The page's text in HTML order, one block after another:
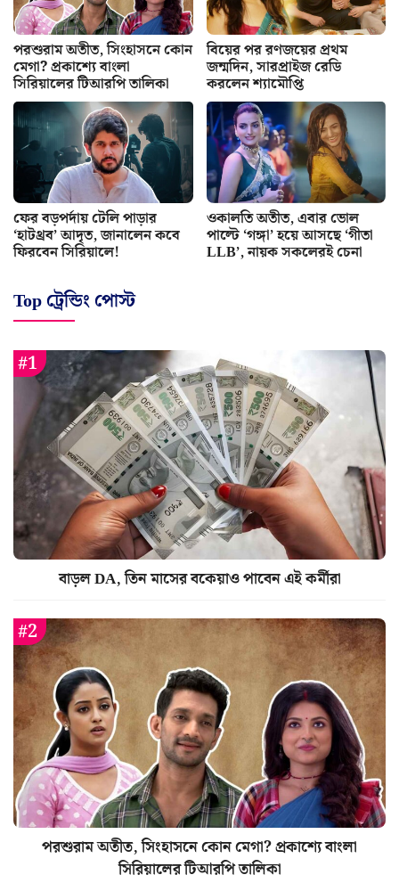
পরশুরাম অতীত, সিংহাসনে কোন
মেগা? প্রকাশ্যে বাংলা
সিরিয়ালের টিআরপি তালিকা
বিয়ের পর রণজয়ের প্রথম
জন্মদিন, সারপ্রাইজ রেডি
করলেন শ্যামৌপ্তি
ফের বড়পর্দায় টেলি পাড়ার
‘হাটথ্রব’ আদৃত, জানালেন কবে
ফিরবেন সিরিয়ালে!
ওকালতি অতীত, এবার ভোল
পাল্টে ‘গঙ্গা’ হয়ে আসছে ‘গীতা
LLB’, নায়ক সকলেরই চেনা
Top ট্রেন্ডিং পোস্ট
বাড়ল DA, তিন মাসের বকেয়াও পাবেন এই কর্মীরা
পরশুরাম অতীত, সিংহাসনে কোন মেগা? প্রকাশ্যে বাংলা
সিরিয়ালের টিআরপি তালিকা